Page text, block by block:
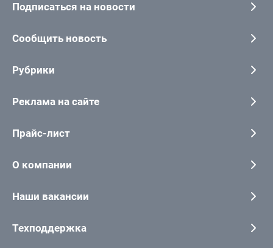
Подписаться на новости
Сообщить новость
Рубрики
Реклама на сайте
Прайс-лист
О компании
Наши вакансии
Техподдержка